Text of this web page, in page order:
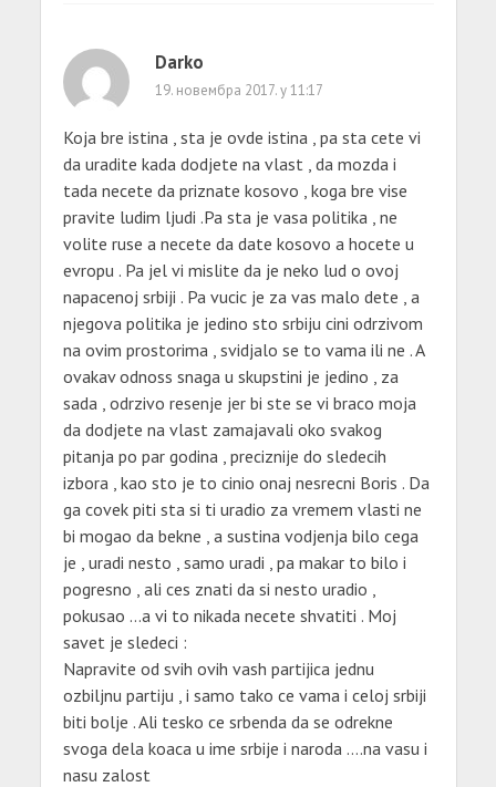
Darko
19. новембра 2017. у 11:17
Koja bre istina , sta je ovde istina , pa sta cete vi
da uradite kada dodjete na vlast , da mozda i
tada necete da priznate kosovo , koga bre vise
pravite ludim ljudi .Pa sta je vasa politika , ne
volite ruse a necete da date kosovo a hocete u
evropu . Pa jel vi mislite da je neko lud o ovoj
napacenoj srbiji . Pa vucic je za vas malo dete , a
njegova politika je jedino sto srbiju cini odrzivom
na ovim prostorima , svidjalo se to vama ili ne . A
ovakav odnoss snaga u skupstini je jedino , za
sada , odrzivo resenje jer bi ste se vi braco moja
da dodjete na vlast zamajavali oko svakog
pitanja po par godina , preciznije do sledecih
izbora , kao sto je to cinio onaj nesrecni Boris . Da
ga covek piti sta si ti uradio za vremem vlasti ne
bi mogao da bekne , a sustina vodjenja bilo cega
je , uradi nesto , samo uradi , pa makar to bilo i
pogresno , ali ces znati da si nesto uradio ,
pokusao …a vi to nikada necete shvatiti . Moj
savet je sledeci :
Napravite od svih ovih vash partijica jednu
ozbiljnu partiju , i samo tako ce vama i celoj srbiji
biti bolje . Ali tesko ce srbenda da se odrekne
svoga dela koaca u ime srbije i naroda ….na vasu i
nasu zalost